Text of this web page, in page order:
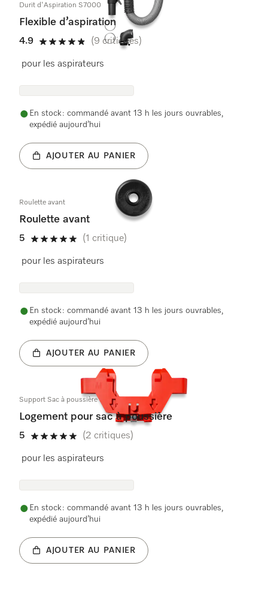
Durit d'Aspiration S7000
Flexible d’aspiration
4.9
4.9 étoiles sur 5
(9 critiques)
pour les aspirateurs
En stock : commandé avant 13 h les jours ouvrables,
expédié aujourd’hui
AJOUTER AU PANIER
Roulette avant
Roulette avant
5
5 étoiles sur 5
(1 critique)
pour les aspirateurs
En stock : commandé avant 13 h les jours ouvrables,
expédié aujourd’hui
AJOUTER AU PANIER
Support Sac à poussière kpl.
Logement pour sac à poussière
5
5 étoiles sur 5
(2 critiques)
pour les aspirateurs
En stock : commandé avant 13 h les jours ouvrables,
expédié aujourd’hui
AJOUTER AU PANIER